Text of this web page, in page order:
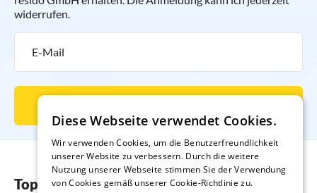
widerrufen.
Top-Regionen
Diese Webseite verwendet Cookies.
Wir verwenden Cookies, um die Benutzerfreundlichkeit
unserer Website zu verbessern. Durch die weitere
Nutzung unserer Webseite stimmen Sie der Verwendung
von Cookies gemäß unserer Cookie-Richtlinie zu.